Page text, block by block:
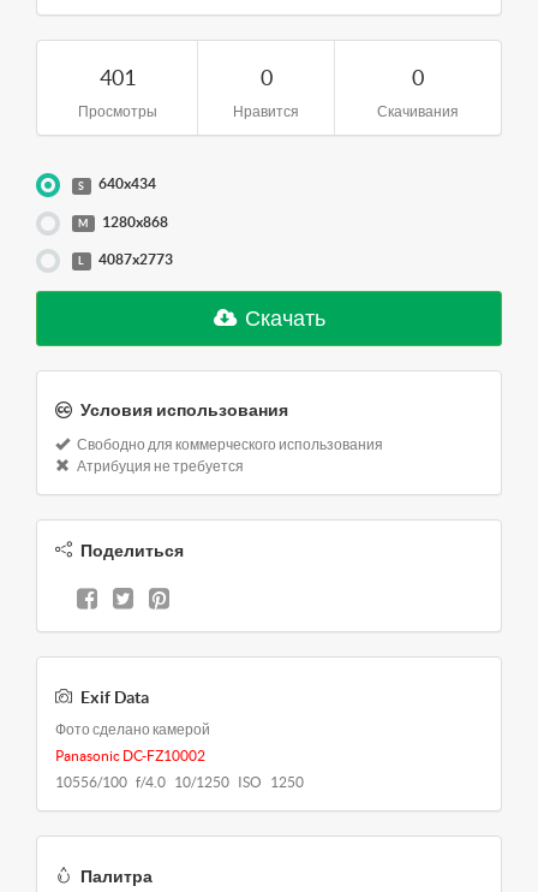
401
Просмотры
0
Нравится
0
Скачивания
S 640x434
M 1280x868
L 4087x2773
Скачать
Условия использования
Свободно для коммерческого использования
Атрибуция не требуется
Поделиться
Exif Data
Фото сделано камерой
Panasonic DC-FZ10002
10556/100 f/4.0 10/1250 ISO 1250
Палитра